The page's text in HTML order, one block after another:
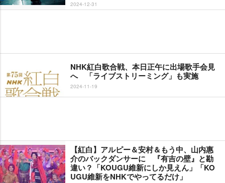
2024-12-31
NHK紅白歌合戦、本日正午に出場歌手会見
へ 「ライブストリーミング」も実施
2024-11-19
【紅白】アルピー＆安村＆もう中、山内惠
介のバックダンサーに 『有吉の壁』と勘
違い？「KOUGU維新にしか見えん」「KO
UGU維新をNHKでやってるだけ」